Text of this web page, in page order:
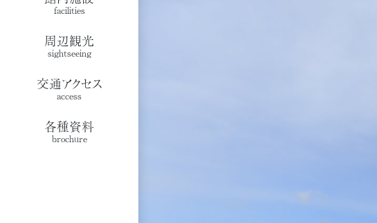
facilities
周辺観光
sightseeing
交通アクセス
access
各種資料
brochure